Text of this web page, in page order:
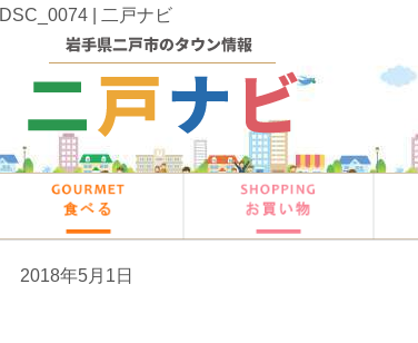
DSC_0074 | 二戸ナビ
2018年5月1日